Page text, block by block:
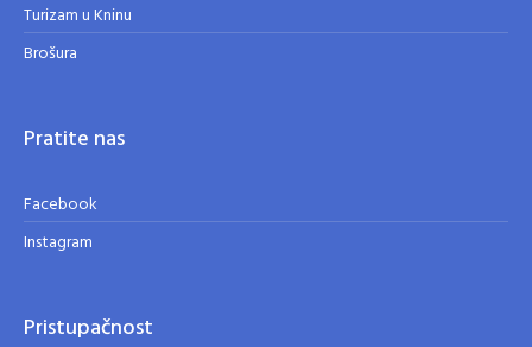
Turizam u Kninu
Brošura
Pratite nas
Facebook
Instagram
Pristupačnost